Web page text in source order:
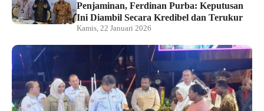
Penjaminan, Ferdinan Purba: Keputusan
Ini Diambil Secara Kredibel dan Terukur
Kamis, 22 Januari 2026